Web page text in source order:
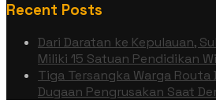
Recent Posts
Dari Daratan ke Kepulauan,
Miliki 15 Satuan Pendidikan
Tiga Tersangka Warga
Dugaan Pengrusakan Saat